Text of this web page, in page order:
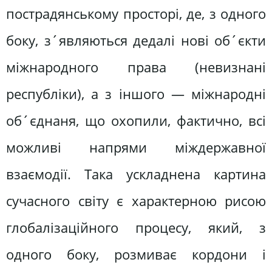
пострадянському просторі, де, з одного
боку, з´являються дедалі нові об´єкти
міжнародного права (невизнані
республіки), а з іншого — міжнародні
об´єднаня, що охопили, фактично, всі
можливі напрями міждержавної
взаємодії. Така ускладнена картина
сучасного світу є характерною рисою
глобалізаційного процесу, який, з
одного боку, розмиває кордони і